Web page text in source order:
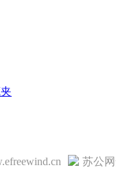
苏公网